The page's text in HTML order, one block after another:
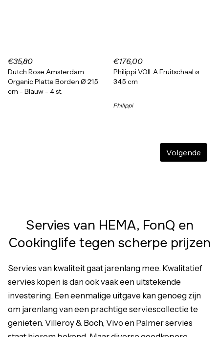
€35,80
Dutch Rose Amsterdam
Organic Platte Borden Ø 21,5
cm - Blauw - 4 st.
€176,00
Philippi VOILA Fruitschaal ø
34,5 cm
Philippi
Volgende
Servies van HEMA, FonQ en
Cookinglife tegen scherpe prijzen
Servies van kwaliteit gaat jarenlang mee. Kwalitatief
servies kopen is dan ook vaak een uitstekende
investering. Een eenmalige uitgave kan genoeg zijn
om jarenlang van een prachtige serviescollectie te
genieten. Villeroy & Boch, Vivo en Palmer servies